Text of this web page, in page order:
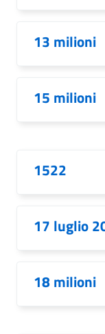
13 milioni
15 milioni
1522
17 luglio
18 milioni